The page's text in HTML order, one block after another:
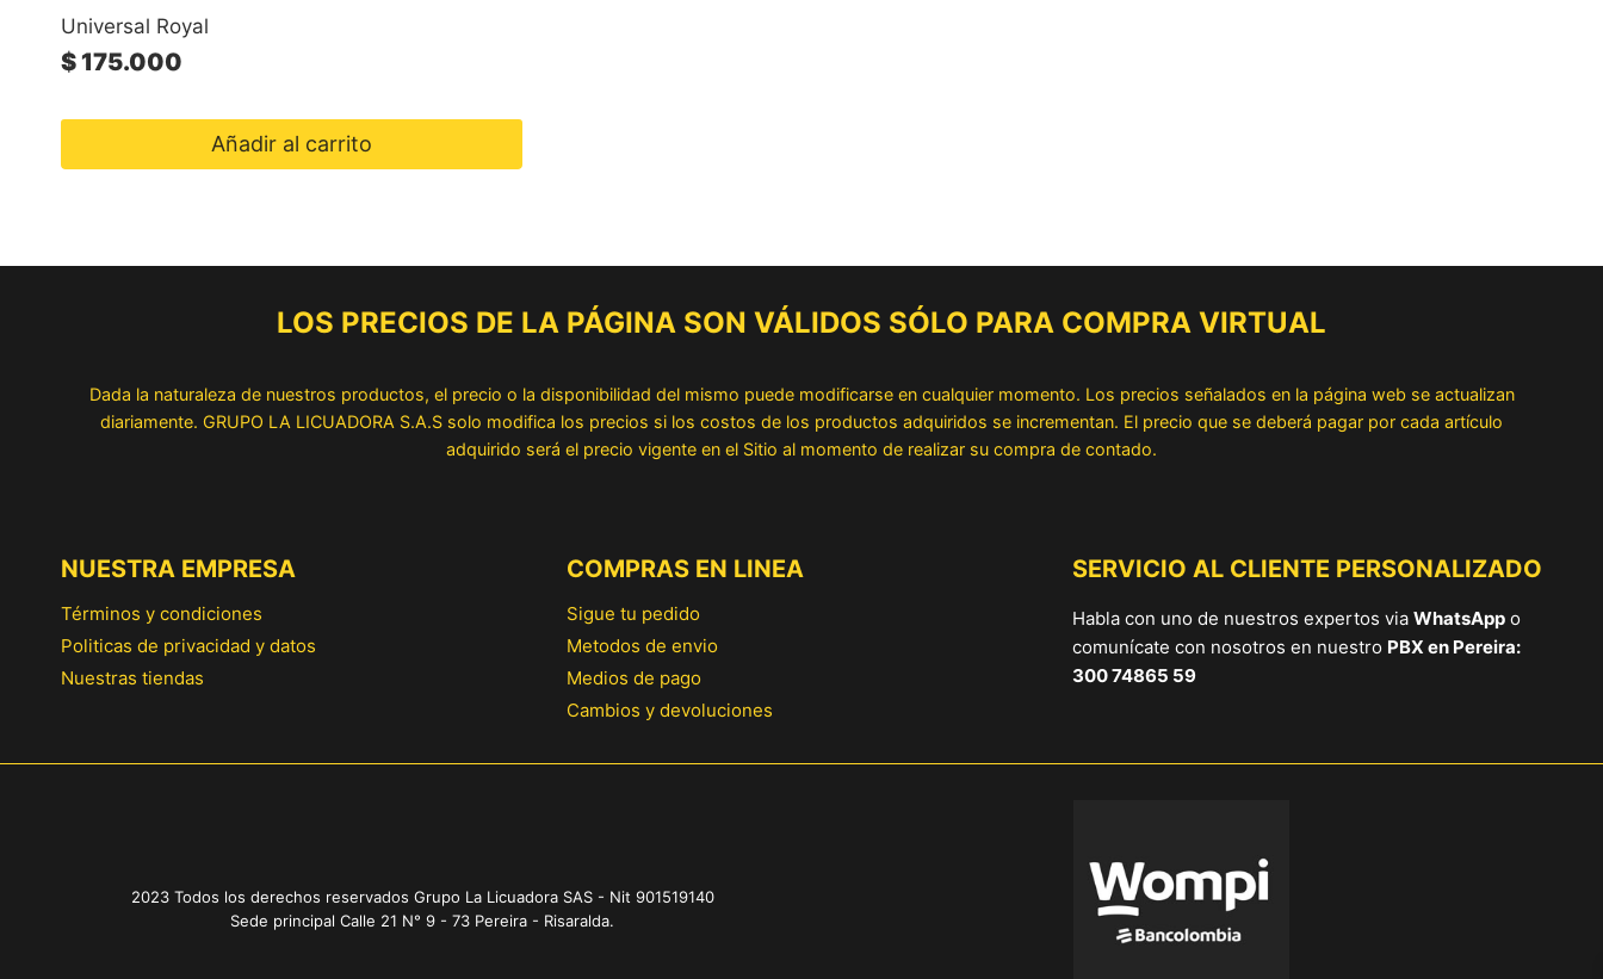
Universal Royal
$175.000
Añadir al carrito
LOS PRECIOS DE LA PÁGINA SON VÁLIDOS SÓLO PARA COMPRA VIRTUAL
Dada la naturaleza de nuestros productos, el precio o la disponibilidad del mismo puede modificarse en cualquier momento. Los precios señalados en la página web se actualizan
diariamente. GRUPO LA LICUADORA S.A.S solo modifica los precios si los costos de los productos adquiridos se incrementan. El precio que se deberá pagar por cada artículo
adquirido será el precio vigente en el Sitio al momento de realizar su compra de contado.
NUESTRA EMPRESA
Términos y condiciones
Politicas de privacidad y datos
Nuestras tiendas
COMPRAS EN LINEA
Sigue tu pedido
Metodos de envio
Medios de pago
Cambios y devoluciones
SERVICIO AL CLIENTE PERSONALIZADO
Habla con uno de nuestros expertos via WhatsApp o
comunícate con nosotros en nuestro PBX en Pereira:
300 74865 59
2023 Todos los derechos reservados Grupo La Licuadora SAS - Nit 901519140
Sede principal Calle 21 N° 9 - 73 Pereira - Risaralda.